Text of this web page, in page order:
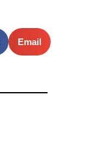
Email